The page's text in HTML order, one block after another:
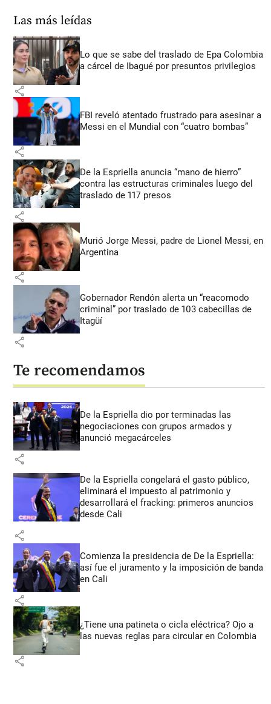
Las más leídas
Lo que se sabe del traslado de Epa Colombia
a cárcel de Ibagué por presuntos privilegios
share
FBI reveló atentado frustrado para asesinar a
Messi en el Mundial con “cuatro bombas”
share
De la Espriella anuncia “mano de hierro”
contra las estructuras criminales luego del
traslado de 117 presos
share
Murió Jorge Messi, padre de Lionel Messi, en
Argentina
share
Gobernador Rendón alerta un “reacomodo
criminal” por traslado de 103 cabecillas de
Itagüí
share
Te recomendamos
De la Espriella dio por terminadas las
negociaciones con grupos armados y
anunció megacárceles
share
De la Espriella congelará el gasto público,
eliminará el impuesto al patrimonio y
desarrollará el fracking: primeros anuncios
desde Cali
share
Comienza la presidencia de De la Espriella:
así fue el juramento y la imposición de banda
en Cali
share
¿Tiene una patineta o cicla eléctrica? Ojo a
las nuevas reglas para circular en Colombia
share